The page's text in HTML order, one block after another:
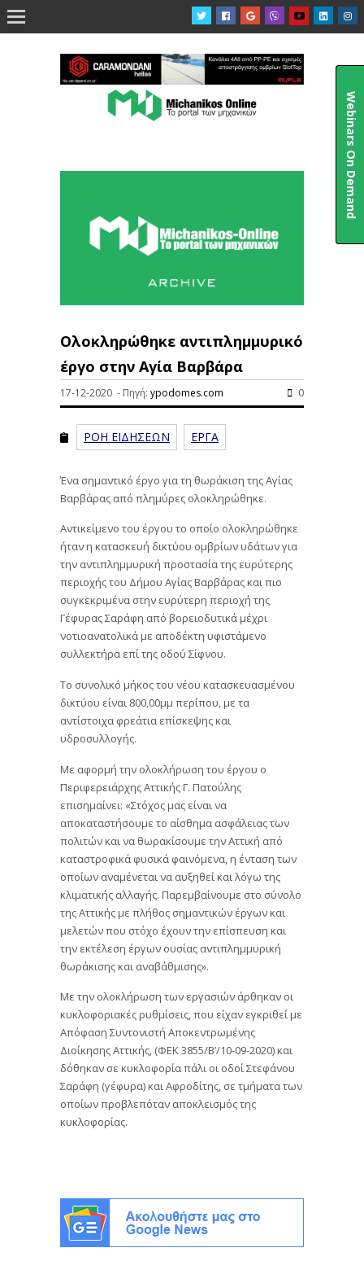

Ολοκληρώθηκε αντιπλημμυρικό
έργο στην Αγία Βαρβάρα
17-12-2020 - Πηγή: ypodomes.com 0
ΡΟΗ ΕΙΔΗΣΕΩΝ ΕΡΓΑ
Ένα σημαντικό έργο για τη θωράκιση της Αγίας
Βαρβάρας από πλημύρες ολοκληρώθηκε.
Αντικείμενο του έργου το οποίο ολοκληρώθηκε
ήταν η κατασκευή δικτύου ομβρίων υδάτων για
την αντιπλημμυρική προστασία της ευρύτερης
περιοχής του Δήμου Αγίας Βαρβάρας και πιο
συγκεκριμένα στην ευρύτερη περιοχή της
Γέφυρας Σαράφη από βορειοδυτικά μέχρι
νοτιοανατολικά με αποδέκτη υφιστάμενο
συλλεκτήρα επί της οδού Σίφνου.
Το συνολικό μήκος του νέου κατασκευασμένου
δικτύου είναι 800,00μμ περίπου, με τα
αντίστοιχα φρεάτια επίσκεψης και
υδροσυλλογής.
Με αφορμή την ολοκλήρωση του έργου ο
Περιφερειάρχης Αττικής Γ. Πατούλης
επισημαίνει: «Στόχος μας είναι να
αποκαταστήσουμε το αίσθημα ασφάλειας των
πολιτών και να θωρακίσουμε την Αττική από
καταστροφικά φυσικά φαινόμενα, η ένταση των
οποίων αναμένεται να αυξηθεί και λόγω της
κλιματικής αλλαγής. Παρεμβαίνουμε στο σύνολο
της Αττικής με πλήθος σημαντικών έργων και
μελετών που στόχο έχουν την επίσπευση και
την εκτέλεση έργων ουσίας αντιπλημμυρική
θωράκισης και αναβάθμισης».
Με την ολοκλήρωση των εργασιών άρθηκαν οι
κυκλοφοριακές ρυθμίσεις, που είχαν εγκριθεί με
Απόφαση Συντονιστή Αποκεντρωμένης
Διοίκησης Αττικής, (ΦΕΚ 3855/Β’/10-09-2020) και
δόθηκαν σε κυκλοφορία πάλι οι οδοί Στεφάνου
Σαράφη (γέφυρα) και Αφροδίτης, σε τμήματα των
οποίων προβλεπόταν αποκλεισμός της
κυκλοφορίας.
Webinars On Demand